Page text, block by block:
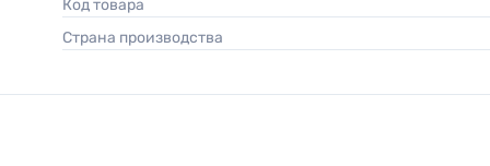
Код товара
Страна производства